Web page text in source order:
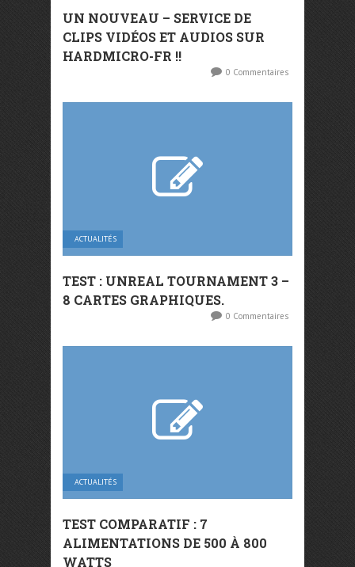
UN NOUVEAU – SERVICE DE
CLIPS VIDÉOS ET AUDIOS SUR
HARDMICRO-FR !!
0 Commentaires
ACTUALITÉS
TEST : UNREAL TOURNAMENT 3 –
8 CARTES GRAPHIQUES.
0 Commentaires
ACTUALITÉS
TEST COMPARATIF : 7
ALIMENTATIONS DE 500 À 800
WATTS